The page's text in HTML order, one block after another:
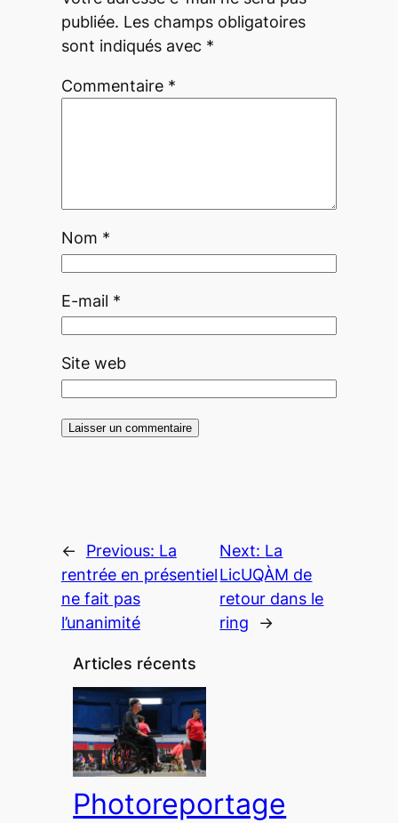
publiée. Les champs obligatoires
sont indiqués avec *
Commentaire *
Nom *
E-mail *
Site web
← Previous: La
rentrée en présentiel
ne fait pas
l’unanimité
Next: La
LicUQÀM de
retour dans le
ring
→
Articles récents
Photoreportage